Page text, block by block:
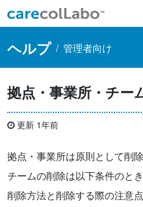
コンテンツへスキップ
Main Navigation
ヘルプ / 管理者向け
拠点・事業所・チー
更新 1年前
拠点・事業所は原則として削
チームの削除は以下条件のとき
削除方法と削除する際の注意